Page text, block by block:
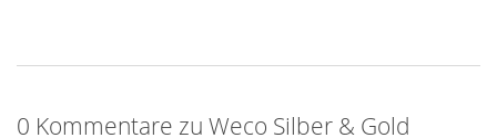
0 Kommentare zu Weco Silber & Gold